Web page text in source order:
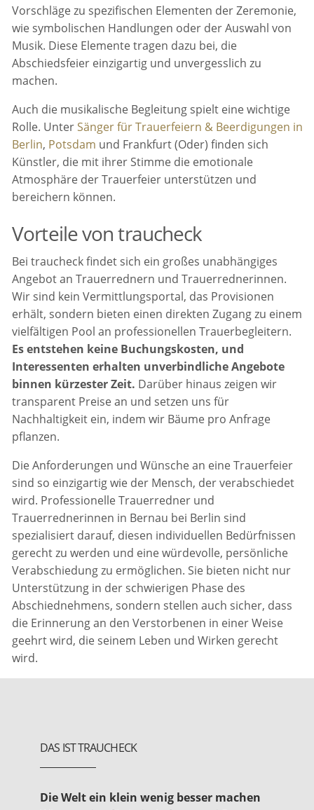
Vorschläge zu spezifischen Elementen der Zeremonie,
wie symbolischen Handlungen oder der Auswahl von
Musik. Diese Elemente tragen dazu bei, die
Abschiedsfeier einzigartig und unvergesslich zu
machen.
Auch die musikalische Begleitung spielt eine wichtige
Rolle. UnterSänger für Trauerfeiern & Beerdigungen in
Berlin, Potsdam und Frankfurt (Oder) finden sich
Künstler, die mit ihrer Stimme die emotionale
Atmosphäre der Trauerfeier unterstützen und
bereichern können.
Vorteile von traucheck
Bei traucheck findet sich ein großes unabhängiges
Angebot an Trauerrednern und Trauerrednerinnen.
Wir sind kein Vermittlungsportal, das Provisionen
erhält, sondern bieten einen direkten Zugang zu einem
vielfältigen Pool an professionellen Trauerbegleitern.
Es entstehen keine Buchungskosten, und
Interessenten erhalten unverbindliche Angebote
binnen kürzester Zeit. Darüber hinaus zeigen wir
transparent Preise an und setzen uns für
Nachhaltigkeit ein, indem wir Bäume pro Anfrage
pflanzen.
Die Anforderungen und Wünsche an eine Trauerfeier
sind so einzigartig wie der Mensch, der verabschiedet
wird. Professionelle Trauerredner und
Trauerrednerinnen in Bernau bei Berlin sind
spezialisiert darauf, diesen individuellen Bedürfnissen
gerecht zu werden und eine würdevolle, persönliche
Verabschiedung zu ermöglichen. Sie bieten nicht nur
Unterstützung in der schwierigen Phase des
Abschiednehmens, sondern stellen auch sicher, dass
die Erinnerung an den Verstorbenen in einer Weise
geehrt wird, die seinem Leben und Wirken gerecht
wird.
DAS IST TRAUCHECK
Die Welt ein klein wenig besser machen